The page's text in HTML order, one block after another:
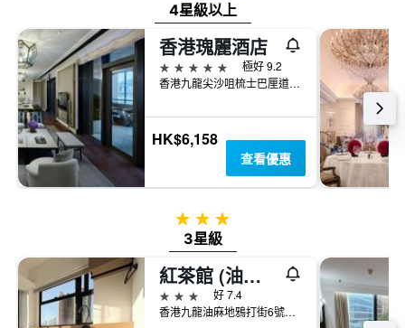
4星級以上
香港瑰麗酒店
5星級
極好 9.2
香港九龍尖沙咀梳士巴厘道18號
HK$6,158
查看優惠
3星級
3星級
紅茶館 (油麻地店)
3星級
好 7.4
香港九龍油麻地鴉打街6號及九龍油麻地永星里5-5C號